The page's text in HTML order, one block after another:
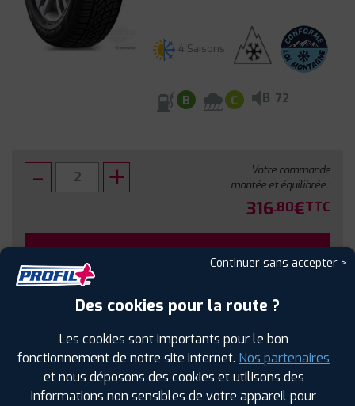
4 Saisons
B C B 72
Votre commande
montée et équilibrée :
316.80€TTC
Sous réserve de disponibilité en agence
SPÉCIFICATIONS AVIS CLIENTS ÉTIQUETAGE
Continuer sans accepter >
Des cookies pour la route ?
Les cookies sont importants pour le bon
fonctionnement de notre site internet. Nos partenaires
et nous déposons des cookies et utilisons des
informations non sensibles de votre appareil pour